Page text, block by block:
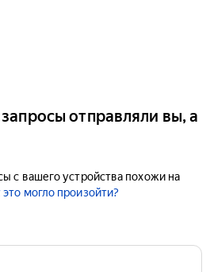
отправляли вы, а
с вашего устройства похожи на
могло произойти?